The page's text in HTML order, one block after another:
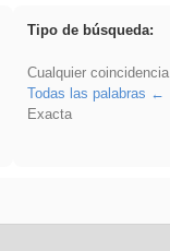
Tipo de búsqueda:
Cualquier coincidencia
Todas las palabras
Exacta